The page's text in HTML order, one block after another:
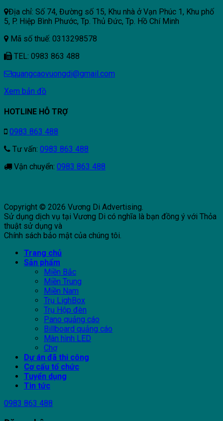
Địa chỉ: Số 74, Đường số 15, Khu nhà ở Vạn Phúc 1, Khu phố
5, P. Hiệp Bình Phước, Tp. Thủ Đức, Tp. Hồ Chí Minh
Mã số thuế: 0313298578
TEL: 0983 863 488
quangcaovuongdi@gmail.com
Xem bản đồ
HOTLINE HỖ TRỢ
0983 863 488
Tư vấn: 0983 863 488
Vận chuyển: 0983 863 488
Copyright © 2026 Vương Di Advertising.
Sử dụng dịch vụ tại Vương Di có nghĩa là bạn đồng ý với Thỏa
thuật sử dụng và
Chính sách bảo mật của chúng tôi.
Trang chủ
Sản phẩm
Miền Bắc
Miền Trung
Miền Nam
Trụ LighBox
Trụ Hộp đèn
Pano quảng cáo
Billboard quảng cáo
Màn hình LED
Chợ
Dự án đã thi công
Cơ cấu tổ chức
Tuyển dụng
Tin tức
0983 863 488